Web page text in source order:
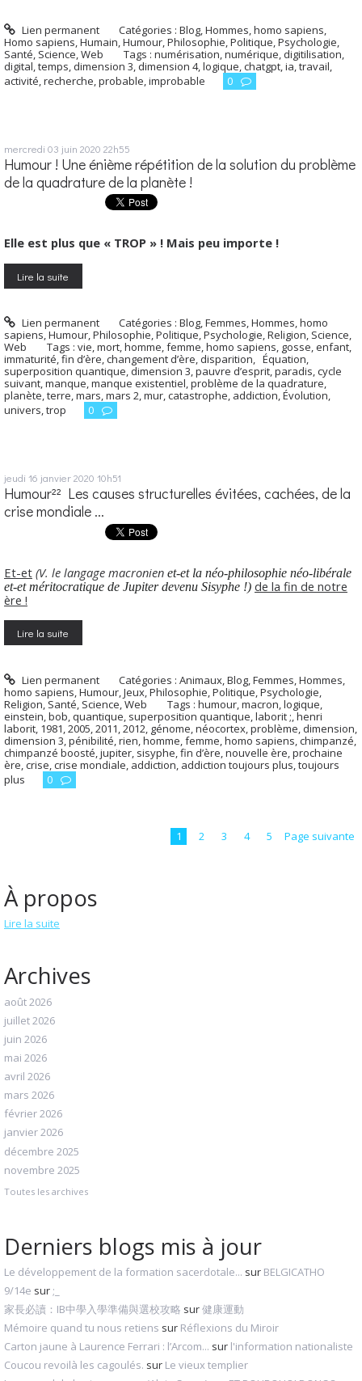
Lien permanent Catégories :Blog ,Hommes, homo sapiens
Homo sapiens Humain Humour Philosophie Politique Psychologie
Santé Science Web Tags : numérisation numérique digitilisation
digital temps dimension 3 dimension 4, logique chatgpt ia travail
activité recherche probable improbable 0
mercredi 03 juin 2020 22h55
Humour ! Une énième répétition de la solution du problème
de la quadrature de la planète !
Elle est plus que « TROP » ! Mais peu importe !
Lire la suite
Lien permanent Catégories :Blog,Femmes,Hommes, homo
sapiens,Humour,Philosophie,Politique,Psychologie,Religion, Science,
Web
Tags : vie,mort,homme,femme,homo sapiens, gosse,enfant,
immaturité,fin d’ère,changement d’ère, disparition, Équation,
superposition quantique, dimension 3,pauvre d’esprit,paradis,cycle
suivant,manque,manque existentiel,problème de la quadrature,
planète,terre,mars,mars 2,mur,catastrophe, addiction,Évolution,
univers,trop 0
jeudi 16 janvier 2020 10h51
Humour²² Les causes structurelles évitées, cachées, de la
crise mondiale ...
Et-et (V. le langage macronien et-et la néo-philosophie néo-libérale
et-et méritocratique de Jupiter devenu Sisyphe !) de la fin de notre
ère !
Lire la suite
Lien permanent Catégories :Animaux,Blog,Femmes,Hommes,
homo sapiens,Humour,Jeux,Philosophie,Politique,Psychologie,
Religion, Santé, Science,Web Tags : humour,macron,logique,
einstein,bob,quantique, superposition quantique,laborit ;,henri
laborit, 1981,2005,2011,2012, génome,néocortex,problème, dimension,
dimension 3,pénibilité,rien,homme,femme,homo sapiens,chimpanzé,
chimpanzé boosté,jupiter, sisyphe,fin d’ère,nouvelle ère,prochaine
ère,crise,crise mondiale, addiction, addiction toujours plus,toujours
plus
0
1 2 3 4 5 Page suivante
À propos
Lire la suite
Archives
août 2026
juillet 2026
juin 2026
mai 2026
avril 2026
mars 2026
février 2026
janvier 2026
décembre 2025
novembre 2025
Toutes les archives
Derniers blogs mis à jour
Le développement de la formation sacerdotale... sur BELGICATHO
9/14e sur ;_
家長必讀：IB中學入學準備與選校攻略 sur健康運動
Mémoire quand tu nous retiens sur Réflexions du Miroir
Carton jaune à Laurence Ferrari : l’Arcom... sur l'information nationaliste
Coucou revoilà les cagoulés. sur Le vieux templier